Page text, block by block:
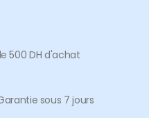
500 DH d'achat
sous 7 jours